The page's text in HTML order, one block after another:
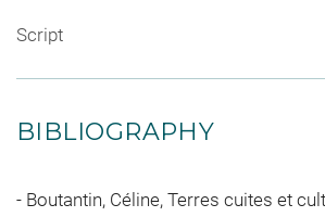
Script
BIBLIOGRAPHY
Boutantin, Céline, Terres cuites et